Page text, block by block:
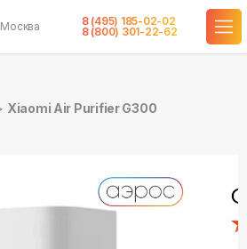
Москва
8 (495) 185-02-02
8 (800) 301-22-62
Xiaomi Air Purifier G300